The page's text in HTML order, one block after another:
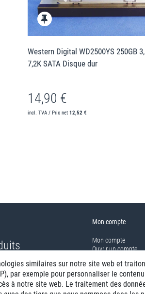
Western Digital WD2500YS 250GB
7,2K SATA Disque dur
14,90 €
incl. TVA / Prix net 12,52 €
garantie
Mon compte
Mon compte
Ouvrir un compte
Aller à la caisse
similaires sur notre site web et
par exemple pour personnaliser le
à notre site web. Le traitement des